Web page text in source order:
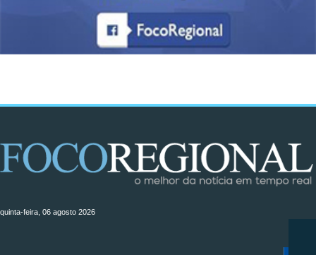
quinta-feira, 06 agosto 2026